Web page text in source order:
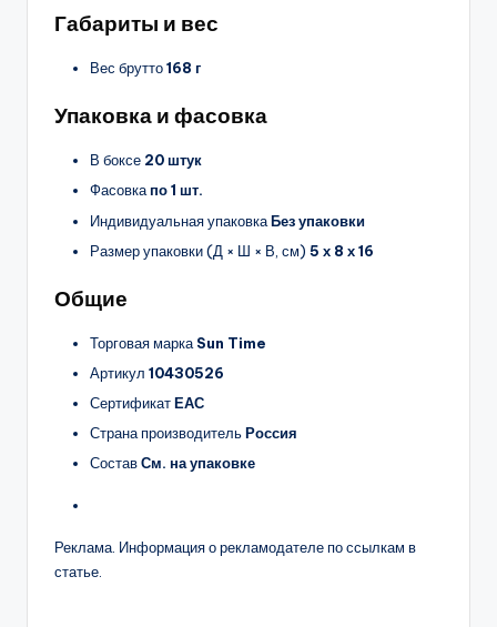
Габариты и вес
Вес брутто168 г
Упаковка и фасовка
В боксе 20 штук
Фасовкапо 1 шт.
Индивидуальная упаковкаБез упаковки
Размер упаковки (Д × Ш × В, см) 5 х 8 х 16
Общие
Торговая марка Sun Time
Артикул 10430526
СертификатЕАС
Страна производительРоссия
СоставСм. на упаковке
Реклама. Информация о рекламодателе по ссылкам в
статье.